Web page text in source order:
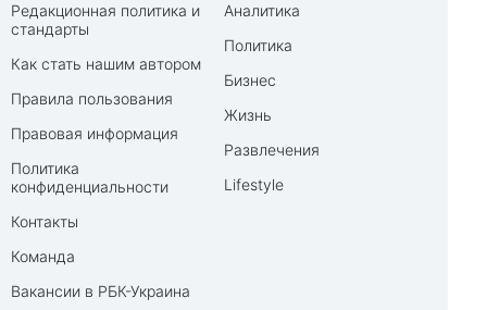
Редакционная политика и
стандарты
Как стать нашим автором
Правила пользования
Правовая информация
Политика
конфиденциальности
Контакты
Команда
Вакансии в РБК-Украина
Аналитика
Политика
Бизнес
Жизнь
Развлечения
Lifestyle